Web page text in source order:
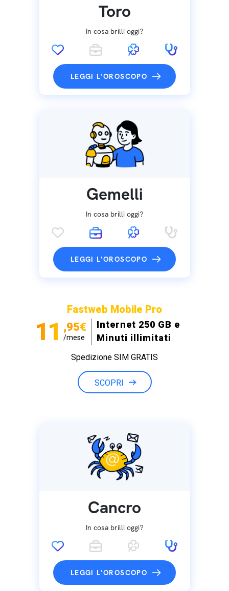
Toro
In cosa brilli oggi?
LEGGI L'OROSCOPO
Gemelli
In cosa brilli oggi?
LEGGI L'OROSCOPO
Fastweb Mobile Pro
11 ,95€
/mese
Internet 250 GB e
Minuti illimitati
Spedizione SIM GRATIS
SCOPRI
Cancro
In cosa brilli oggi?
LEGGI L'OROSCOPO